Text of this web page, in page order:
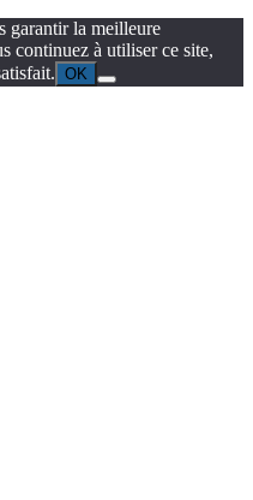
garantir la meilleure
continuez à utiliser ce site,
OK